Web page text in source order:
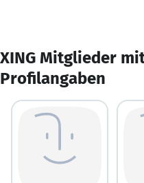
XING Mitglieder
Profilangaben